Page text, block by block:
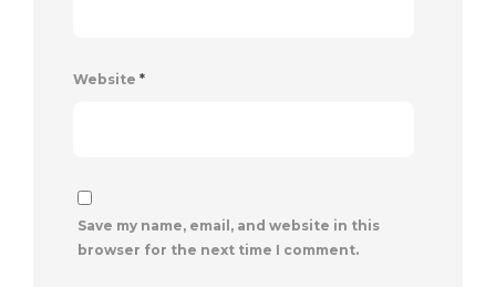
Website *
Save my name, email, and website in this
browser for the next time I comment.